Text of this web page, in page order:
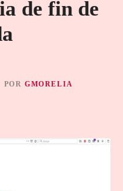
de fin de
POR GMORELIA